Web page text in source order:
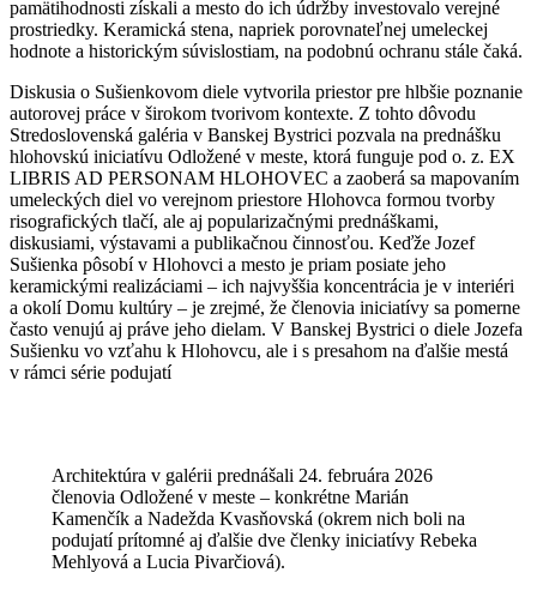
pamätihodnosti získali a mesto do ich údržby investovalo verejné
prostriedky. Keramická stena, napriek porovnateľnej umeleckej
hodnote a historickým súvislostiam, na podobnú ochranu stále čaká.
Diskusia o Sušienkovom diele vytvorila priestor pre hlbšie poznanie
autorovej práce v širokom tvorivom kontexte. Z tohto dôvodu
Stredoslovenská galéria v Banskej Bystrici pozvala na prednášku
hlohovskú iniciatívu Odložené v meste, ktorá funguje pod o. z. EX
LIBRIS AD PERSONAM HLOHOVEC a zaoberá sa mapovaním
umeleckých diel vo verejnom priestore Hlohovca formou tvorby
risografických tlačí, ale aj popularizačnými prednáškami,
diskusiami, výstavami a publikačnou činnosťou. Keďže Jozef
Sušienka pôsobí v Hlohovci a mesto je priam posiate jeho
keramickými realizáciami – ich najvyššia koncentrácia je v interiéri
a okolí Domu kultúry – je zrejmé, že členovia iniciatívy sa pomerne
často venujú aj práve jeho dielam. V Banskej Bystrici o diele Jozefa
Sušienku vo vzťahu k Hlohovcu, ale i s presahom na ďalšie mestá
v rámci série podujatí
Architektúra v galérii prednášali 24. februára 2026
členovia Odložené v meste – konkrétne Marián
Kamenčík a Nadežda Kvasňovská (okrem nich boli na
podujatí prítomné aj ďalšie dve členky iniciatívy Rebeka
Mehlyová a Lucia Pivarčiová).